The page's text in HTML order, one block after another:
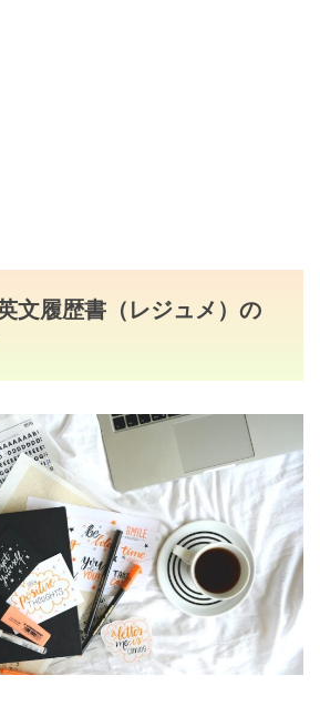
文履歴書（レジュメ）の